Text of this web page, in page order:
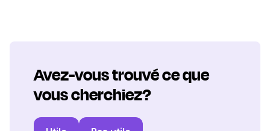
Avez-vous trouvé ce que
vous cherchiez?